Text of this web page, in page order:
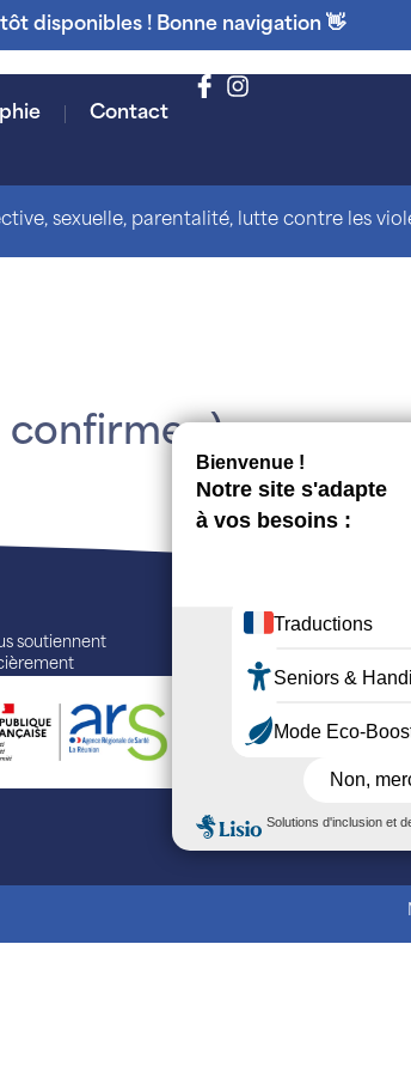
disponibles ! Bonne navigation 👋
Contact
sexuelle, parentalité, lutte contre les
confirmer )
soutiennent